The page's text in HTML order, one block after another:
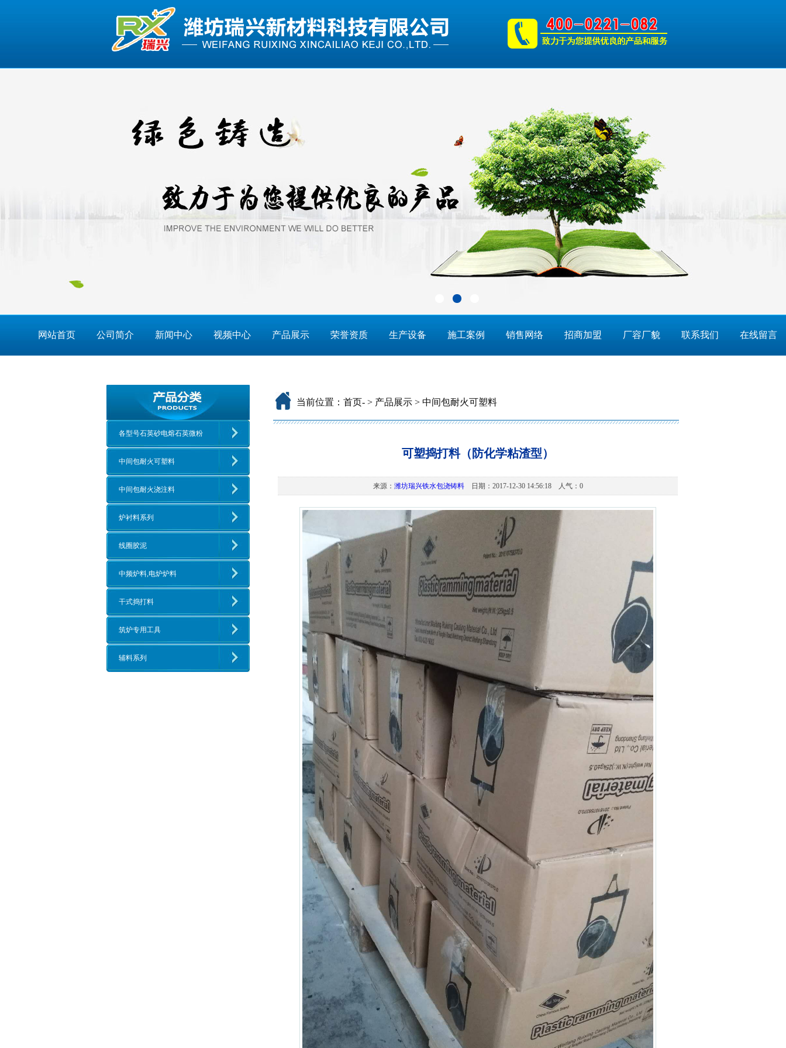
网站首页 公司简介 新闻中心 视频中心 产品展示 荣誉资质 生产设备 施工案例 销售网络 招商加盟 厂容厂貌 联系我们 在线留言
各型号石英砂电熔石英微粉
中间包耐火可塑料
中间包耐火浇注料
炉衬料系列
线圈胶泥
中频炉料,电炉炉料
干式捣打料
筑炉专用工具
辅料系列
当前位置： 首页- > 产品展示 > 中间包耐火可塑料
可塑捣打料（防化学粘渣型）
来源： 潍坊瑞兴铁水包浇铸料日期：2017-12-30 14:56:18 人气： 0